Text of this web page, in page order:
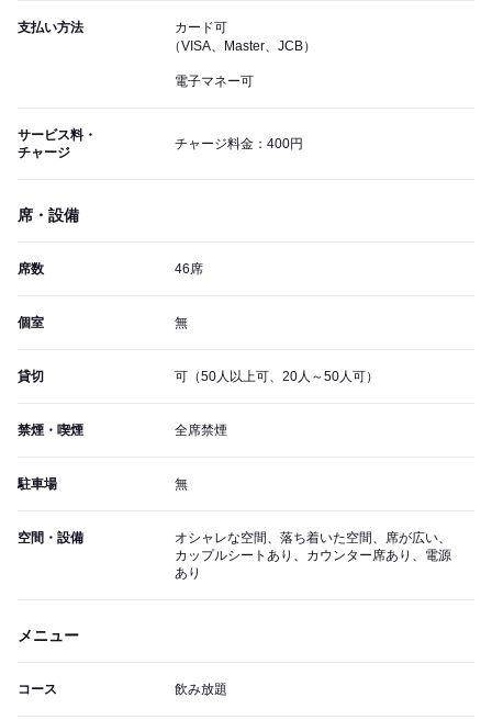
支払い方法
カード可
（VISA、Master、JCB）
電子マネー可
サービス料・
チャージ
チャージ料金：400円
席・設備
席数 46席
個室 無
貸切 可（50人以上可、20人～50人可）
禁煙・喫煙 全席禁煙
駐車場 無
空間・設備
オシャレな空間、落ち着いた空間、席が広い、
カップルシートあり、カウンター席あり、電源
あり
メニュー
コース 飲み放題